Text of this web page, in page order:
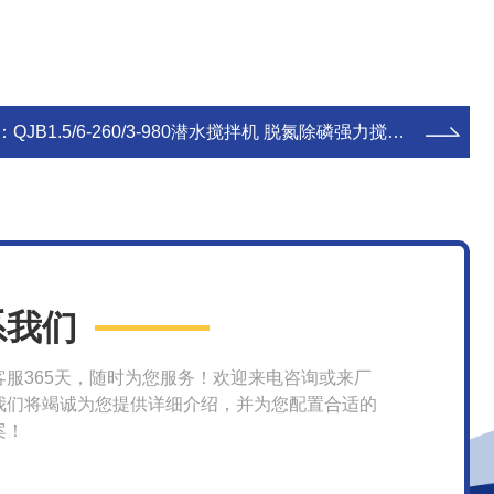
QJB1.5/6-260/3-980潜水搅拌机 脱氮除磷强力搅拌设备
们
服365天，随时为您服务！欢迎来电咨询或来厂
们将竭诚为您提供详细介绍，并为您配置合适的